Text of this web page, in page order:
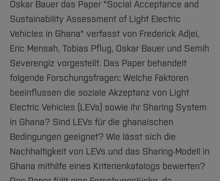
Oskar Bauer das Paper "Social Acceptance and
Sustainability Assessment of Light Electric
Vehicles in Ghana" verfasst von Frederick Adjei,
Eric Mensah, Tobias Pflug, Oskar Bauer und Semih
Severengiz vorgestellt. Das Paper behandelt
folgende Forschungsfragen: Welche Faktoren
beeinflussen die soziale Akzeptanz von Light
Electric Vehicles (LEVs) sowie ihr Sharing System
in Ghana? Sind LEVs für die ghanaischen
Bedingungen geeignet? Wie lässt sich die
Nachhaltigkeit von LEVs und das Sharing-Modell in
Ghana mithilfe eines Kriterienkatalogs bewerten?